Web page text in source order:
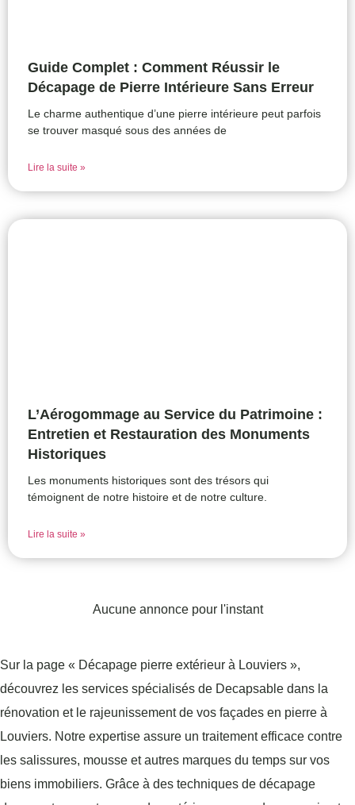
Guide Complet : Comment Réussir le
Décapage de Pierre Intérieure Sans Erreur
Le charme authentique d’une pierre intérieure peut parfois
se trouver masqué sous des années de
Lire la suite »
L’Aérogommage au Service du Patrimoine :
Entretien et Restauration des Monuments
Historiques
Les monuments historiques sont des trésors qui
témoignent de notre histoire et de notre culture.
Lire la suite »
Aucune annonce pour l'instant
Sur la page « Décapage pierre extérieur à Louviers »,
découvrez les services spécialisés de Decapsable dans la
rénovation et le rajeunissement de vos façades en pierre à
Louviers. Notre expertise assure un traitement efficace contre
les salissures, mousse et autres marques du temps sur vos
biens immobiliers. Grâce à des techniques de décapage